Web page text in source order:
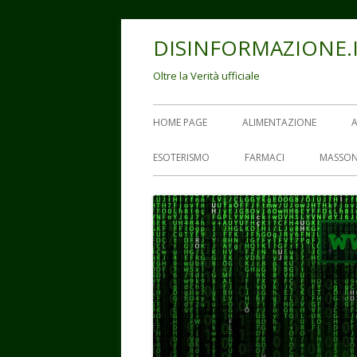
Oltre la Verità ufficiale
Menu
principale
HOME PAGE ALIMENTAZIONE
ESOTERISMO FARMACI